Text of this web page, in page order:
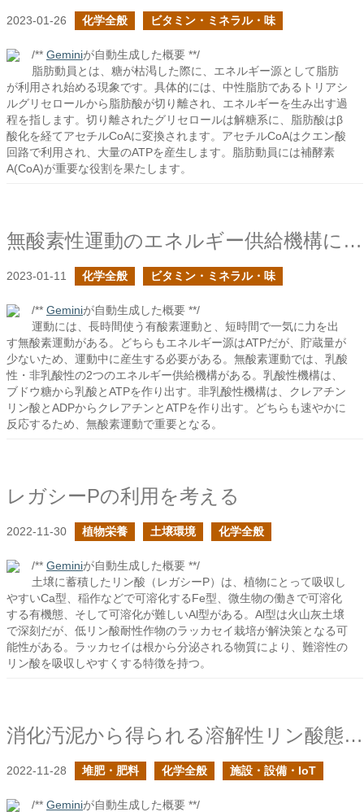
2023-01-26 化学全般 ビタミン・ミネラル・味
/** Geminiが自動生成した概要 **/
脂肪動員とは、糖が枯渇した際に、エネルギー源として脂肪
が利用され始める現象です。具体的には、中性脂肪であるトリアシ
ルグリセロールから脂肪酸が切り離され、エネルギーを生み出す過
程を指します。切り離されたグリセロールは解糖系に、脂肪酸はβ
酸化を経てアセチルCoAに変換されます。アセチルCoAはクエン酸
回路で利用され、大量のATPを産生します。脂肪動員には補酵素
A(CoA)が重要な役割を果たします。
無酸素性運動のエネルギー供給機構について
2023-01-11 化学全般 ビタミン・ミネラル・味
/** Geminiが自動生成した概要 **/
運動には、長時間使う有酸素運動と、短時間で一気に力を出
す無酸素運動がある。どちらもエネルギー源はATPだが、貯蔵量が
少ないため、運動中に産生する必要がある。無酸素運動では、乳酸
性・非乳酸性の2つのエネルギー供給機構がある。乳酸性機構は、
ブドウ糖から乳酸とATPを作り出す。非乳酸性機構は、クレアチン
リン酸とADPからクレアチンとATPを作り出す。どちらも速やかに
反応するため、無酸素運動で重要となる。
レガシーPの利用を考える
2022-11-30 植物栄養 土壌環境 化学全般
/** Geminiが自動生成した概要 **/
土壌に蓄積したリン酸（レガシーP）は、植物にとって吸収し
やすいCa型、稲作などで可溶化するFe型、微生物の働きで可溶化
する有機態、そして可溶化が難しいAl型がある。Al型は火山灰土壌
で深刻だが、低リン酸耐性作物のラッカセイ栽培が解決策となる可
能性がある。ラッカセイは根から分泌される物質により、難溶性の
リン酸を吸収しやすくする特徴を持つ。
消化汚泥から得られる溶解性リン酸態リン
2022-11-28 堆肥・肥料 化学全般 施設・設備・IoT
/** Geminiが自動生成した概要 **/